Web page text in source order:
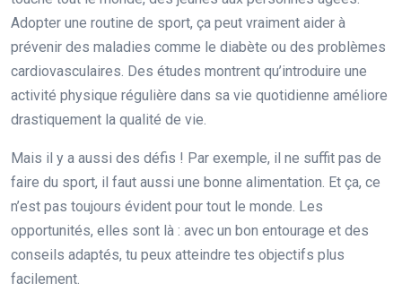
Adopter une routine de sport, ça peut vraiment aider à
prévenir des maladies comme le diabète ou des problèmes
cardiovasculaires. Des études montrent qu’introduire une
activité physique régulière dans sa vie quotidienne améliore
drastiquement la qualité de vie.
Mais il y a aussi des défis ! Par exemple, il ne suffit pas de
faire du sport, il faut aussi une bonne alimentation. Et ça, ce
n’est pas toujours évident pour tout le monde. Les
opportunités, elles sont là : avec un bon entourage et des
conseils adaptés, tu peux atteindre tes objectifs plus
facilement.